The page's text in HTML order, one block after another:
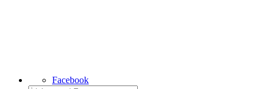
Facebook